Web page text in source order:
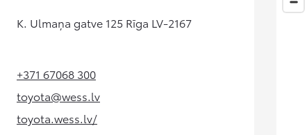
K. Ulmaņa gatve 125 Rīga LV-2167
+371 67068 300(Opens in new tab)
toyota@wess.lv(Opens in new tab)
toyota.wess.lv/(Opens in new tab)